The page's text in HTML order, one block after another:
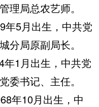
理局总农艺师。
年5月出生，中共党
分局原副局长。
1月出生，中共党
委书记、主任。
年10月出生，中